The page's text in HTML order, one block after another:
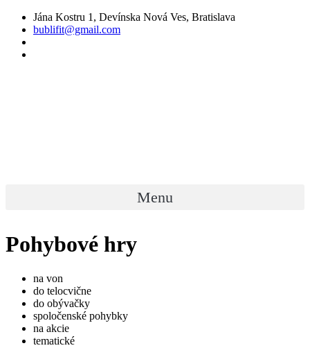
Preskočiť
obsah
Jána Kostru 1, Devínska Nová Ves, Bratislava
bublifit@gmail.com
Menu
Pohybové hry
na von
do telocvične
do obývačky
spoločenské pohybky
na akcie
tematické